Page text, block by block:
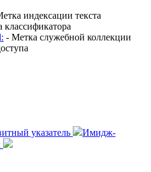
индексации текста
классификатора
- Метка служебной коллекции
указатель
Имидж-